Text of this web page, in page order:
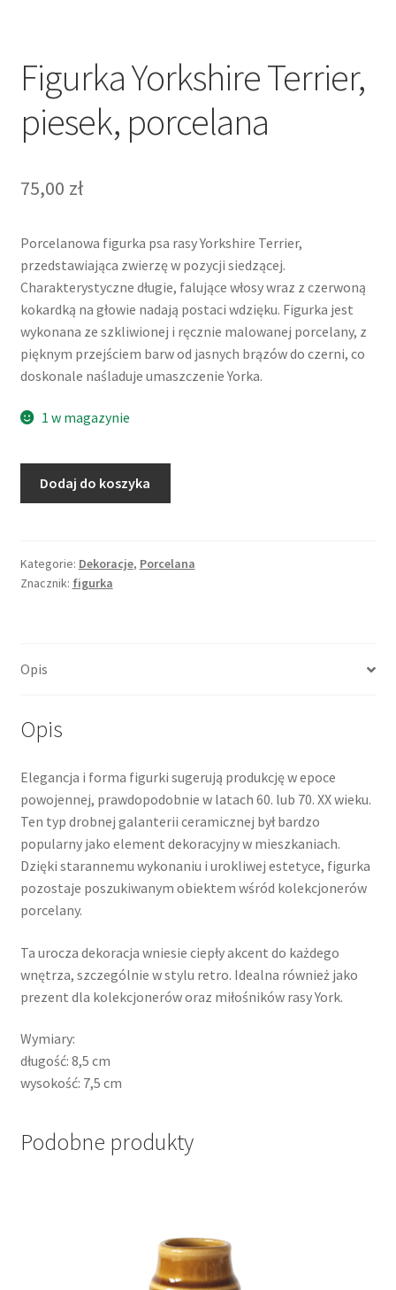
Figurka Yorkshire Terrier,
piesek, porcelana
75,00 zł
Porcelanowa figurka psa rasy Yorkshire Terrier,
przedstawiająca zwierzę w pozycji siedzącej.
Charakterystyczne długie, falujące włosy wraz z czerwoną
kokardką na głowie nadają postaci wdzięku. Figurka jest
wykonana ze szkliwionej i ręcznie malowanej porcelany, z
pięknym przejściem barw od jasnych brązów do czerni, co
doskonale naśladuje umaszczenie Yorka.
1 w magazynie
piesek,
porcelana
Dodaj do koszyka
Kategorie: Dekoracje, Porcelana
Znacznik: figurka
Opis
Opis
Elegancja i forma figurki sugerują produkcję w epoce
powojennej, prawdopodobnie w latach 60. lub 70. XX wieku.
Ten typ drobnej galanterii ceramicznej był bardzo
popularny jako element dekoracyjny w mieszkaniach.
Dzięki starannemu wykonaniu i urokliwej estetyce, figurka
pozostaje poszukiwanym obiektem wśród kolekcjonerów
porcelany.
Ta urocza dekoracja wniesie ciepły akcent do każdego
wnętrza, szczególnie w stylu retro. Idealna również jako
prezent dla kolekcjonerów oraz miłośników rasy York.
Wymiary:
długość: 8,5 cm
wysokość: 7,5 cm
Podobne produkty